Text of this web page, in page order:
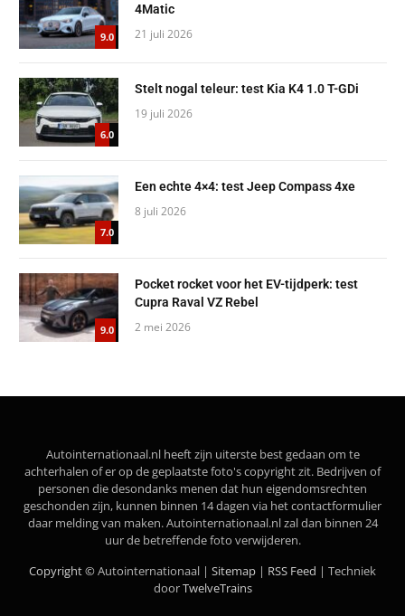
9.0
4Matic
21 juli 2026
6.0
Stelt nogal teleur: test Kia K4 1.0 T-GDi
19 juli 2026
7.0
Een echte 4×4: test Jeep Compass 4xe
8 juli 2026
9.0
Pocket rocket voor het EV-tijdperk: test
Cupra Raval VZ Rebel
2 mei 2026
Autointernationaal.nl heeft zijn uiterste best gedaan om te
achterhalen of er op de geplaatste foto's copyright zit. Bedrijven of
personen die desondanks menen dat hun eigendomsrechten
geschonden zijn, kunnen binnen 14 dagen via het contactformulier
daar melding van maken. Autointernationaal.nl zal dan binnen 24
uur de betreffende foto verwijderen.
Copyright ©Autointernationaal | Sitemap | RSS Feed | Techniek
doorTwelveTrains